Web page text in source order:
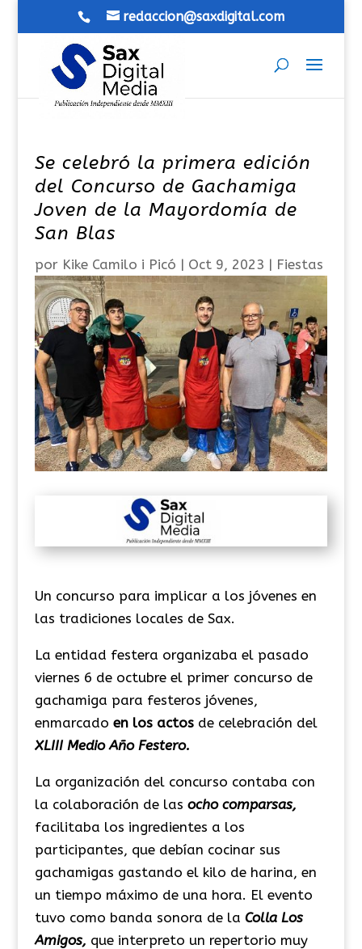
redaccion@saxdigital.com
Se celebró la primera edición
del Concurso de Gachamiga
Joven de la Mayordomía de
San Blas
por Kike Camilo i Picó | Oct 9, 2023 | Fiestas
Un concurso para implicar a los jóvenes en
las tradiciones locales de Sax.
La entidad festera organizaba el pasado
viernes 6 de octubre el primer concurso de
gachamiga para festeros jóvenes,
enmarcado en los actosde celebración del
XLIII Medio Año Festero.
La organización del concurso contaba con
la colaboración de las ocho comparsas,
facilitaba los ingredientes a los
participantes, que debían cocinar sus
gachamigas gastando el kilo de harina, en
un tiempo máximo de una hora. El evento
tuvo como banda sonora de la Colla Los
Amigos, que interpreto un repertorio muy